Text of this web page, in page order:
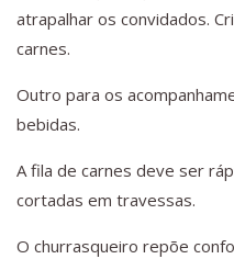
atrapalhar os convidados.
carnes.
Outro para os
bebidas.
A fila de carnes deve ser
cortadas em travessas.
O churrasqueiro repõe